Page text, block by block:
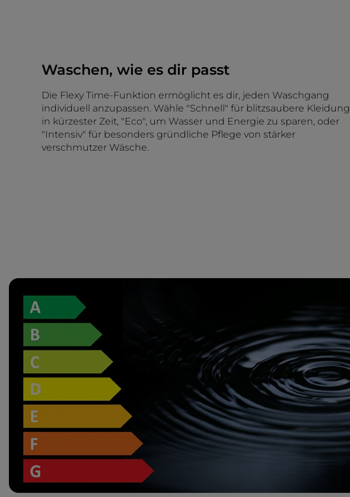
Waschen, wie es dir passt
Die Flexy Time-Funktion ermöglicht es dir, jeden Waschgang
individuell anzupassen. Wähle "Schnell" für blitzsaubere Kleidung
in kürzester Zeit, "Eco", um Wasser und Energie zu sparen, oder
"Intensiv" für besonders gründliche Pflege von stärker
verschmutzer Wäsche.